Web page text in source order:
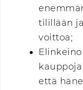
tilillään
voittoa;
että